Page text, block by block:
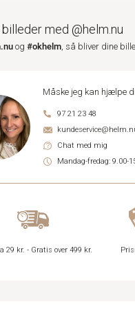
med @helm.nu
og #okhelm, så bliver dine
Måske jeg kan hjælpe
97 21 23 48
Chat med mig
Mandag-fredag: 9.00-
29 kr. - Gratis over 499 kr.